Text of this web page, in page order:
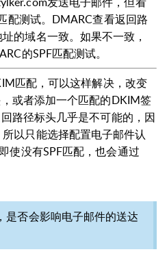
配测试。DMARC查看返回路
的域名一致。如果不一致，
的SPF匹配测试。
匹配，可以这样解决，改变
或者添加一个匹配的DKIM签
路径标头几乎是不可能的，因
以只能选择配置电子邮件认
使没有SPF匹配，也会通过
是否会影响电子邮件的送达